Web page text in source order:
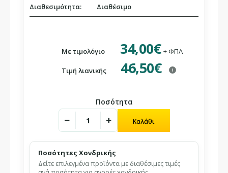
Διαθεσιμότητα:
Διαθέσιμο
Με τιμολόγιο 34,00€ + ΦΠΑ
Τιμή λιανικής 46,50€ i
Ποσότητα
Ποσότητες Χονδρικής
Δείτε επιλεγμένα προϊόντα με διαθέσιμες τιμές